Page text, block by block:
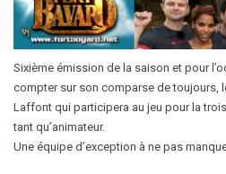
Sixième émission de la saison et pour
compter sur son comparse de toujours,
Laffont qui participera au jeu pour la
tant qu’animateur.
Une équipe d’exception à ne pas